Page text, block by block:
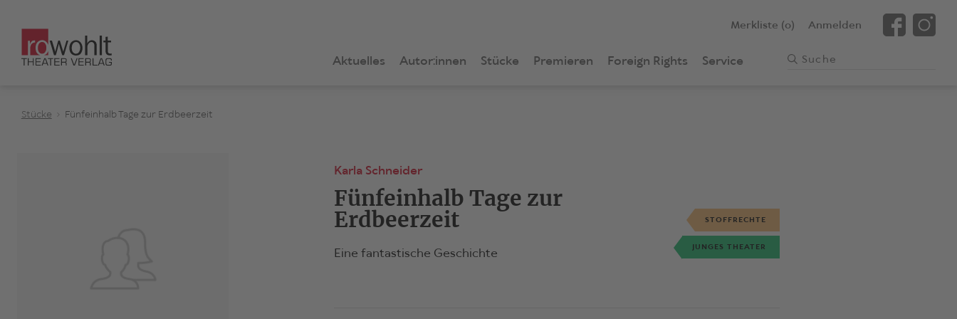
Merkliste (0) Anmelden
Aktuelles Autor:innen Stücke Premieren Foreign Rights Service
Stücke Fünfeinhalb Tage zur Erdbeerzeit
Karla Schneider
Fünfeinhalb Tage zur
Erdbeerzeit
Eine fantastische Geschichte
STOFFRECHTE
JUNGES THEATER